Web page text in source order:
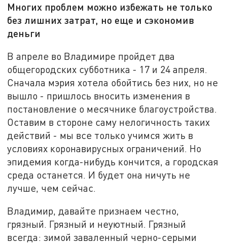
Многих проблем можно избежать не только
без лишних затрат, но еще и сэкономив
деньги
В апреле во Владимире пройдет два
общегородских субботника - 17 и 24 апреля.
Сначала мэрия хотела обойтись без них, но не
вышло - пришлось вносить изменения в
постановление о месячнике благоустройства.
Оставим в стороне саму нелогичность таких
действий - мы все только учимся жить в
условиях коронавирусных ограничений. Но
эпидемия когда-нибудь кончится, а городская
среда останется. И будет она ничуть не
лучше, чем сейчас.
Владимир, давайте признаем честно,
грязный. Грязный и неуютный. Грязный
всегда: зимой заваленный черно-серыми